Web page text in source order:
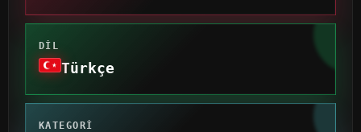
DIL
Türkçe
KATEGORI